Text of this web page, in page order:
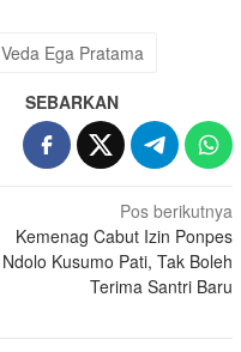
Veda Ega Pratama
SEBARKAN
Pos berikutnya
Kemenag Cabut Izin Ponpes
Ndolo Kusumo Pati, Tak Boleh
Terima Santri Baru